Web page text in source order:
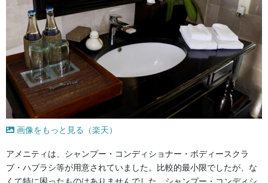
画像をもっと見る（楽天）
アメニティは、シャンプー・コンディショナー・ボディースクラ
ブ・ハブラシ等が用意されていました。比較的最小限でしたが、な